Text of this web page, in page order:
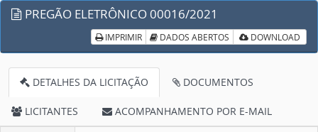
PREGÃO ELETRÔNICO 00016/2021
IMPRIMIR DADOS ABERTOS DOWNLOAD
DETALHES DA LICITAÇÃO DOCUMENTOS
LICITANTES ACOMPANHAMENTO POR E-MAIL